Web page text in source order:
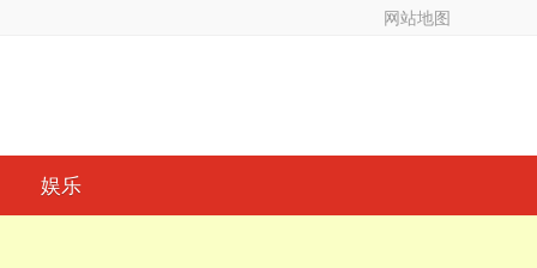
网站地图
娱乐